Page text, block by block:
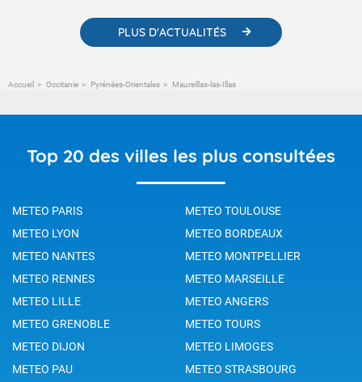
PLUS D'ACTUALITÉS
Accueil Occitanie Pyrénées-Orientales Maureillas-las-Illas
Top 20 des villes les plus consultées
METEO PARIS
METEO TOULOUSE
METEO LYON
METEO BORDEAUX
METEO NANTES
METEO MONTPELLIER
METEO RENNES
METEO MARSEILLE
METEO LILLE
METEO ANGERS
METEO GRENOBLE
METEO TOURS
METEO DIJON
METEO LIMOGES
METEO PAU
METEO STRASBOURG